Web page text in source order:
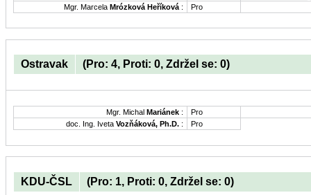
Mgr. Marcela Mrózková Heříková : Pro
Ostravak (Pro: 4, Proti: 0, Zdržel se: 0)
Mgr. Michal Mariánek :
Pro
doc. Ing. Iveta Vozňáková, Ph.D. : Pro
KDU-ČSL (Pro: 1, Proti: 0, Zdržel se: 0)